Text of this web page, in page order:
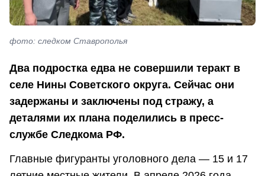
фото: следком Ставрополья
Два подростка едва не совершили теракт в
селе Нины Советского округа. Сейчас они
задержаны и заключены под стражу, а
деталями их плана поделились в пресс-
службе Следкома РФ.
Главные фигуранты уголовного дела — 15 и 17